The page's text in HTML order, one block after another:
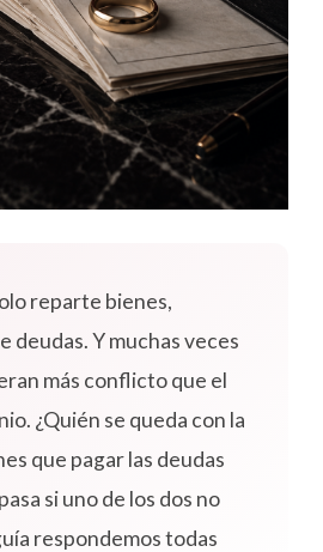
reparte bienes,
deudas. Y muchas veces
más conflicto que el
¿Quién se queda con la
que pagar las deudas
si uno de los dos no
respondemos todas